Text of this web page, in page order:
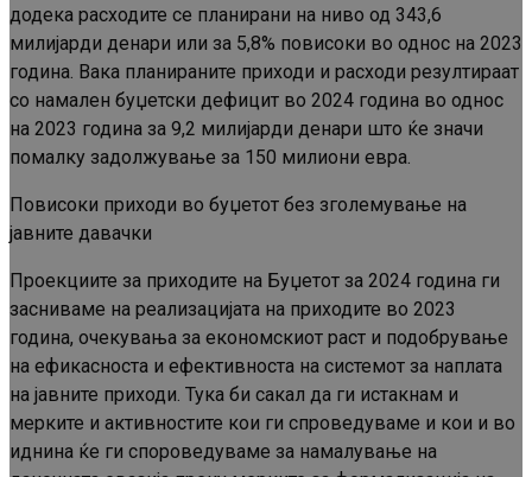
додека расходите се планирани на ниво од 343,6
милијарди денари или за 5,8% повисоки во однос на 2023
година. Вака планираните приходи и расходи резултираат
со намален буџетски дефицит во 2024 година во однос
на 2023 година за 9,2 милијарди денари што ќе значи
помалку задолжување за 150 милиони евра.
Повисоки приходи во буџетот без зголемување на
јавните давачки
Проекциите за приходите на Буџетот за 2024 година ги
засниваме на реализацијата на приходите во 2023
година, очекувања за економскиот раст и подобрување
на ефикасноста и ефективноста на системот за наплата
на јавните приходи. Тука би сакал да ги истакнам и
мерките и активностите кои ги спроведуваме и кои и во
иднина ќе ги спороведуваме за намалување на